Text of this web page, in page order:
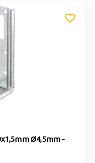
Ø4,5mm -